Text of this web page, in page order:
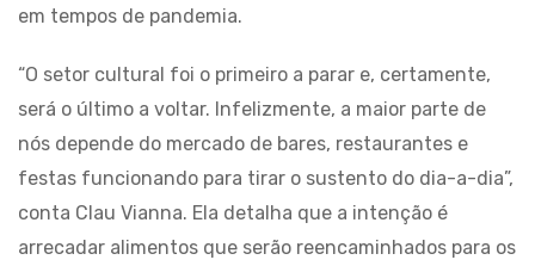
em tempos de pandemia.
“O setor cultural foi o primeiro a parar e, certamente,
será o último a voltar. Infelizmente, a maior parte de
nós depende do mercado de bares, restaurantes e
festas funcionando para tirar o sustento do dia-a-dia”,
conta Clau Vianna. Ela detalha que a intenção é
arrecadar alimentos que serão reencaminhados para os